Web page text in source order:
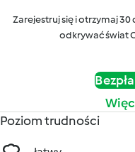
Zarejestruj się i otrzymaj
odkrywać świat
Poziom trudności